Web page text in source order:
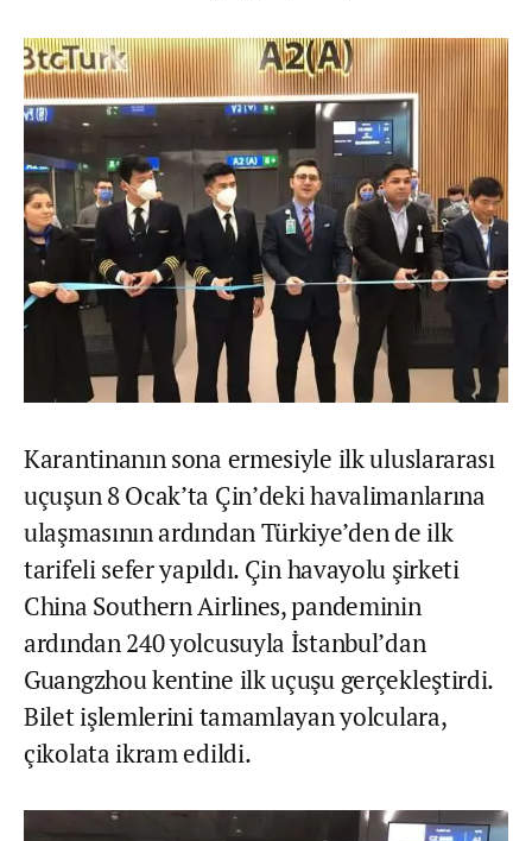
Karantinanın sona ermesiyle ilk uluslararası
uçuşun 8 Ocak’ta Çin’deki havalimanlarına
ulaşmasının ardından Türkiye’den de ilk
tarifeli sefer yapıldı. Çin havayolu şirketi
China Southern Airlines, pandeminin
ardından 240 yolcusuyla İstanbul’dan
Guangzhou kentine ilk uçuşu gerçekleştirdi.
Bilet işlemlerini tamamlayan yolculara,
çikolata ikram edildi.